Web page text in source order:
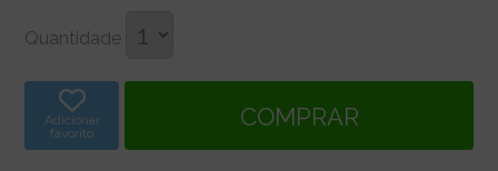
Quantidade
Adicionar
favorito